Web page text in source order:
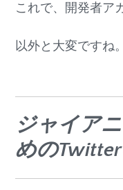
これで、開発者ア
以外と大変ですね。
ジャイア
めの